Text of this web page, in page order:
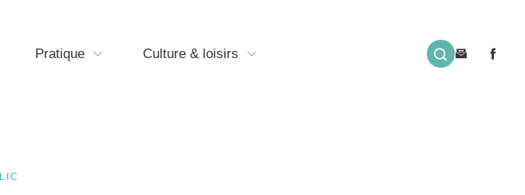
Pratique Culture & loisirs